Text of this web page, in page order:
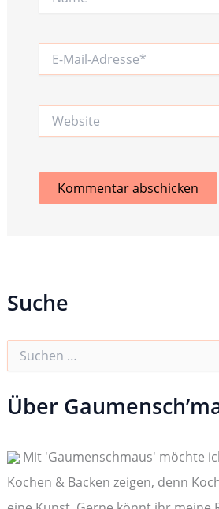
Mail-
Website
Suche
h
e
a
h
:
Über
Mit 'Gaumenschmaus' möchte
Kochen & Backen zeigen, denn